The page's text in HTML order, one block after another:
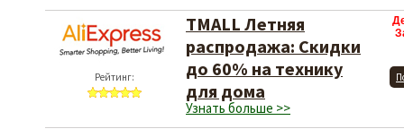
Рейтинг:
TMALL Летняя
распродажа: Скидки
до 60% на технику
для дома
Узнать больше >>